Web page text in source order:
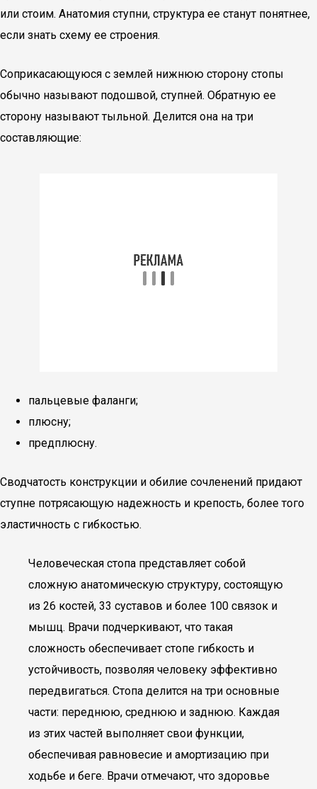
или стоим. Анатомия ступни, структура ее станут понятнее,
если знать схему ее строения.
Соприкасающуюся с землей нижнюю сторону стопы
обычно называют подошвой, ступней. Обратную ее
сторону называют тыльной. Делится она на три
составляющие:
пальцевые фаланги;
плюсну;
предплюсну.
Сводчатость конструкции и обилие сочленений придают
ступне потрясающую надежность и крепость, более того
эластичность с гибкостью.
Человеческая стопа представляет собой
сложную анатомическую структуру, состоящую
из 26 костей, 33 суставов и более 100 связок и
мышц. Врачи подчеркивают, что такая
сложность обеспечивает стопе гибкость и
устойчивость, позволяя человеку эффективно
передвигаться. Стопа делится на три основные
части: переднюю, среднюю и заднюю. Каждая
из этих частей выполняет свои функции,
обеспечивая равновесие и амортизацию при
ходьбе и беге. Врачи отмечают, что здоровье